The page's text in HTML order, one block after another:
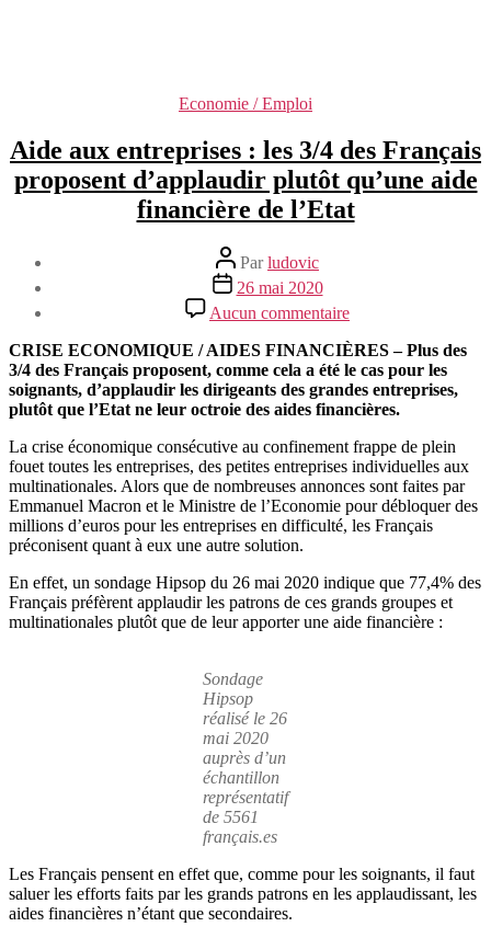
Catégories
Economie / Emploi
Aide aux entreprises : les 3/4 des Français
proposent d’applaudir plutôt qu’une aide
financière de l’Etat
Auteur
de
l’article
Parludovic
Date
l’article
26 mai 2020
Aucun commentaire
Aide
aux
entreprises
:
les
des
Français
proposent
d’applaudir
plutôt
financière
de
l’Etat
CRISE ECONOMIQUE / AIDES FINANCIÈRES – Plus des
3/4 des Français proposent, comme cela a été le cas pour les
soignants, d’applaudir les dirigeants des grandes entreprises,
plutôt que l’Etat ne leur octroie des aides financières.
La crise économique consécutive au confinement frappe de plein
fouet toutes les entreprises, des petites entreprises individuelles aux
multinationales. Alors que de nombreuses annonces sont faites par
Emmanuel Macron et le Ministre de l’Economie pour débloquer des
millions d’euros pour les entreprises en difficulté, les Français
préconisent quant à eux une autre solution.
En effet, un sondage Hipsop du 26 mai 2020 indique que 77,4% des
Français préfèrent applaudir les patrons de ces grands groupes et
multinationales plutôt que de leur apporter une aide financière :
Sondage
Hipsop
réalisé le 26
mai 2020
auprès d’un
échantillon
représentatif
de 5561
français.es
Les Français pensent en effet que, comme pour les soignants, il faut
saluer les efforts faits par les grands patrons en les applaudissant, les
aides financières n’étant que secondaires.